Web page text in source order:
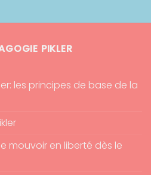
PIKLER
les principes de base de la
mouvoir en liberté dès le